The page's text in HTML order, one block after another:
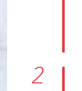
2